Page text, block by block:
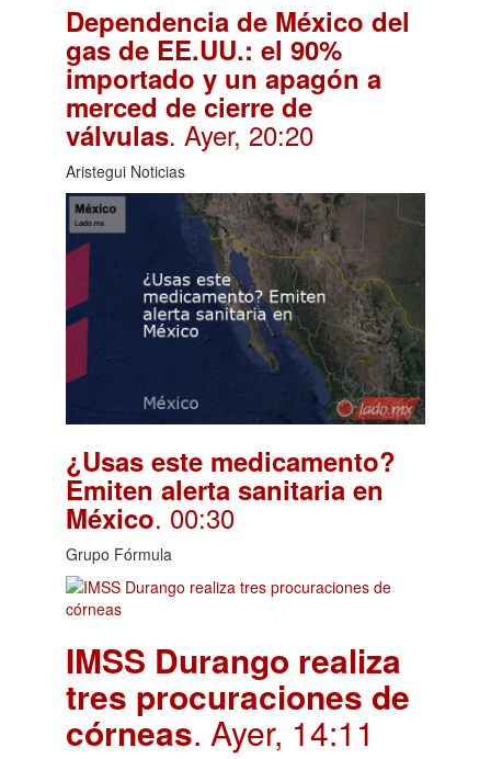
Dependencia de México del
gas de EE.UU.: el 90%
importado y un apagón a
merced de cierre de
válvulas. Ayer, 20:20
Aristegui Noticias
¿Usas este medicamento?
Emiten alerta sanitaria en
México. 00:30
Grupo Fórmula
IMSS Durango realiza
tres procuraciones de
córneas. Ayer, 14:11